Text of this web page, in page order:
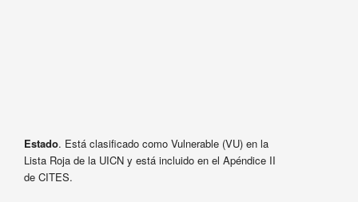
Estado. Está clasificado como Vulnerable (VU) en la
Lista Roja de la UICN y está incluido en el Apéndice II
de CITES.